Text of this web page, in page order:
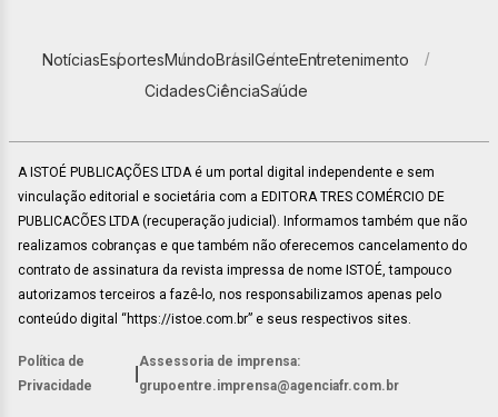
NotíciasEsportesMundoBrasilGenteEntretenimento
CidadesCiênciaSaúde
A ISTOÉ PUBLICAÇÕES LTDA é um portal digital independente e sem
vinculação editorial e societária com a EDITORA TRES COMÉRCIO DE
PUBLICACÕES LTDA (recuperação judicial). Informamos também que não
realizamos cobranças e que também não oferecemos cancelamento do
contrato de assinatura da revista impressa de nome ISTOÉ, tampouco
autorizamos terceiros a fazê-lo, nos responsabilizamos apenas pelo
conteúdo digital “https://istoe.com.br” e seus respectivos sites.
Política de
Privacidade
Assessoria de imprensa:
grupoentre.imprensa@agenciafr.com.br